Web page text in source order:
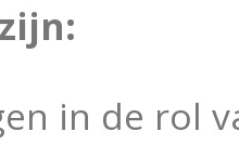
in de rol